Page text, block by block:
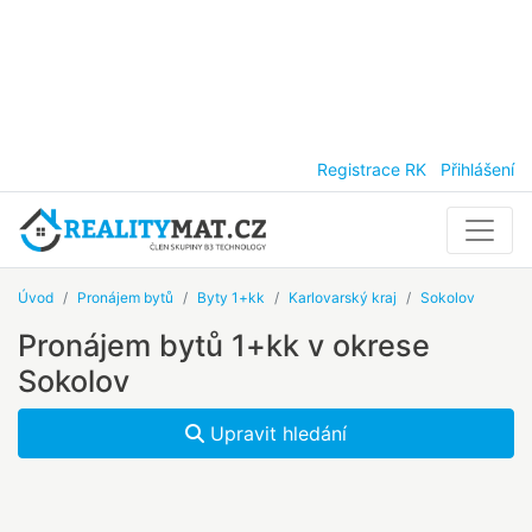
Registrace RK Přihlášení
Úvod Pronájem bytů Byty 1+kk Karlovarský kraj Sokolov
Pronájem bytů 1+kk v okrese
Sokolov
Upravit hledání